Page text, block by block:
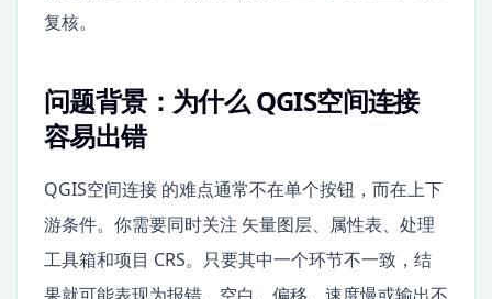
复核。
问题背景：为什么 QGIS空间连接
容易出错
QGIS空间连接 的难点通常不在单个按钮，而在上下
游条件。你需要同时关注 矢量图层、属性表、处理
工具箱和项目 CRS。只要其中一个环节不一致，结